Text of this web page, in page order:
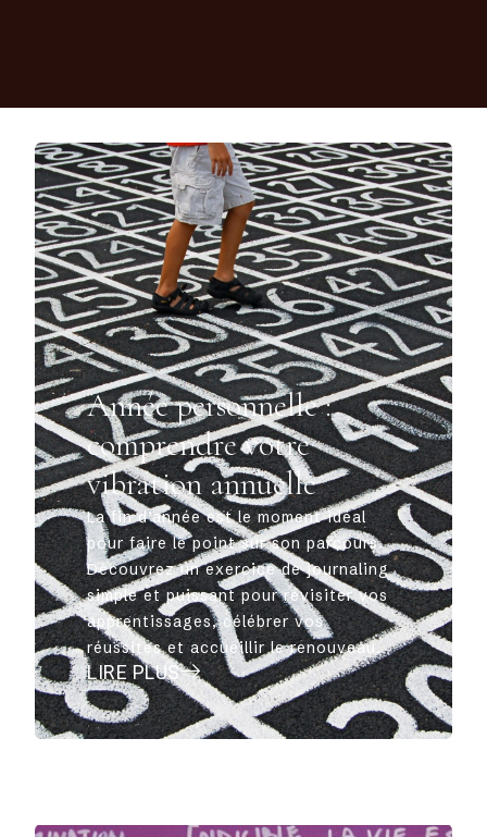
Année personnelle :
comprendre votre
vibration annuelle
La fin d’année est le moment idéal
pour faire le point sur son parcours.
Découvrez un exercice de journaling
simple et puissant pour revisiter vos
apprentissages, célébrer vos
réussites et accueillir le renouveau.
LIRE PLUS